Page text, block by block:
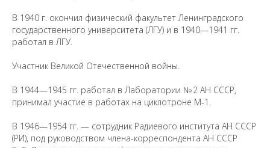
В 1940 г. окончил физический факультет Ленинградского
государственного университета (ЛГУ) и в 1940—1941 гг.
работал в ЛГУ.
Участник Великой Отечественной войны.
В 1944—1945 гг. работал в Лаборатории № 2 АН СССР,
принимал участие в работах на циклотроне М-1.
В 1946—1954 гг. — сотрудник Радиевого института АН СССР
(РИ), под руководством члена-корреспондента АН СССР